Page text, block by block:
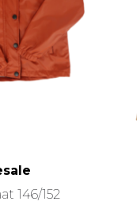
146/152